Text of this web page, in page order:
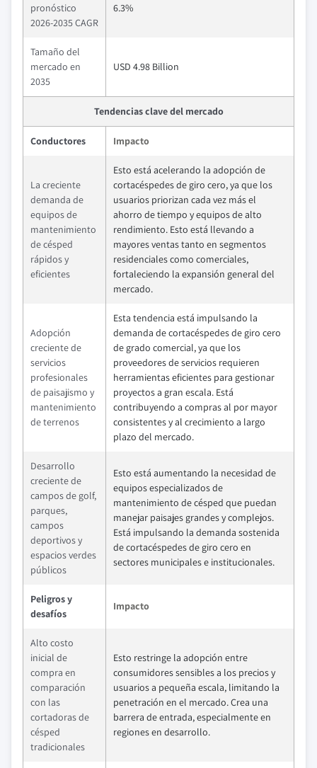
pronóstico
2026-2035 CAGR
6.3%
Tamaño del
mercado en
2035
USD 4.98 Billion
Tendencias clave del mercado
Conductores Impacto
La creciente
demanda de
equipos de
mantenimiento
de césped
rápidos y
eficientes
Esto está acelerando la adopción de
cortacéspedes de giro cero, ya que los
usuarios priorizan cada vez más el
ahorro de tiempo y equipos de alto
rendimiento. Esto está llevando a
mayores ventas tanto en segmentos
residenciales como comerciales,
fortaleciendo la expansión general del
mercado.
Adopción
creciente de
servicios
profesionales
de paisajismo y
mantenimiento
de terrenos
Esta tendencia está impulsando la
demanda de cortacéspedes de giro cero
de grado comercial, ya que los
proveedores de servicios requieren
herramientas eficientes para gestionar
proyectos a gran escala. Está
contribuyendo a compras al por mayor
consistentes y al crecimiento a largo
plazo del mercado.
Desarrollo
creciente de
campos de golf,
parques,
campos
deportivos y
espacios verdes
públicos
Esto está aumentando la necesidad de
equipos especializados de
mantenimiento de césped que puedan
manejar paisajes grandes y complejos.
Está impulsando la demanda sostenida
de cortacéspedes de giro cero en
sectores municipales e institucionales.
Peligros y
desafíos
Impacto
Alto costo
inicial de
compra en
comparación
con las
cortadoras de
césped
tradicionales
Esto restringe la adopción entre
consumidores sensibles a los precios y
usuarios a pequeña escala, limitando la
penetración en el mercado. Crea una
barrera de entrada, especialmente en
regiones en desarrollo.